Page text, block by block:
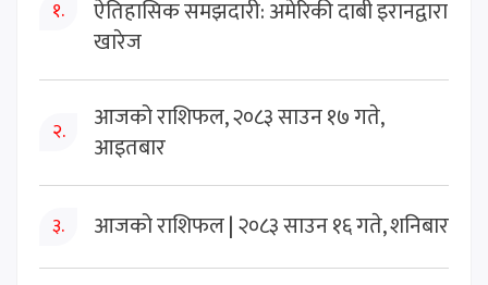
१.
ऐतिहासिक समझदारी: अमेरिकी दाबी इरानद्वारा
खारेज
२.
आजको राशिफल, २०८३ साउन १७ गते,
आइतबार
३. आजको राशिफल | २०८३ साउन १६ गते, शनिबार